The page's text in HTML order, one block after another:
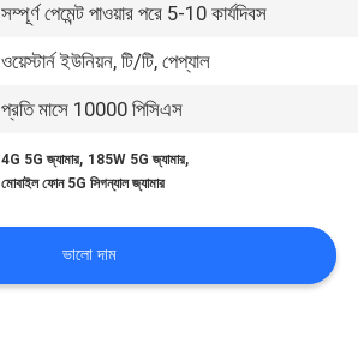
সম্পূর্ণ পেমেন্ট পাওয়ার পরে 5-10 কার্যদিবস
ওয়েস্টার্ন ইউনিয়ন, টি/টি, পেপ্যাল
প্রতি মাসে 10000 পিসিএস
4G 5G জ্যামার, 185W 5G জ্যামার,
মোবাইল ফোন 5G সিগন্যাল জ্যামার
ভালো দাম